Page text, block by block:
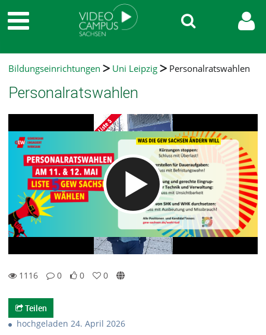
Bildungseinrichtungen Uni Leipzig Personalratswahlen
Personalratswahlen
1116
0
0
0
Teilen
hochgeladen 24. April 2026